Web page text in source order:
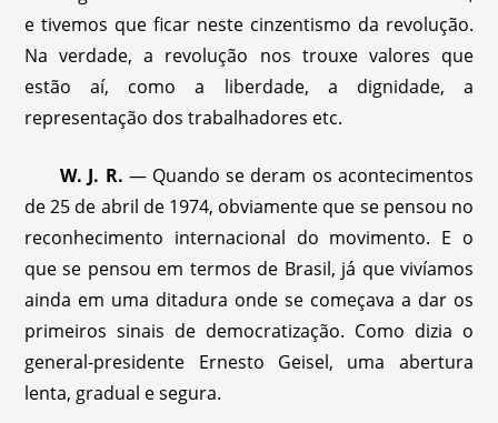
e tivemos que ficar neste cinzentismo da revolução.
Na verdade, a revolução nos trouxe valores que
estão aí, como a liberdade, a dignidade, a
representação dos trabalhadores etc.
W. J. R. — Quando se deram os acontecimentos
de 25 de abril de 1974, obviamente que se pensou no
reconhecimento internacional do movimento. E o
que se pensou em termos de Brasil, já que vivíamos
ainda em uma ditadura onde se começava a dar os
primeiros sinais de democratização. Como dizia o
general-presidente Ernesto Geisel, uma abertura
lenta, gradual e segura.